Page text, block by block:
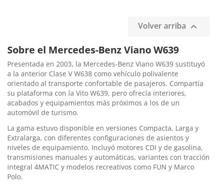
Volver arriba 
Sobre el Mercedes-Benz Viano W639
Presentada en 2003, la Mercedes-Benz Viano W639 sustituyó
a la anterior Clase V W638 como vehículo polivalente
orientado al transporte confortable de pasajeros. Compartía
su plataforma con la Vito W639, pero ofrecía interiores,
acabados y equipamientos más próximos a los de un
automóvil de turismo.
La gama estuvo disponible en versiones Compacta, Larga y
Extralarga, con diferentes configuraciones de asientos y
niveles de equipamiento. Incluyó motores CDI y de gasolina,
transmisiones manuales y automáticas, variantes con tracción
integral 4MATIC y modelos recreativos como FUN y Marco
Polo.